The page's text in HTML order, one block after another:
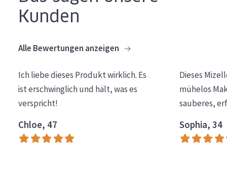
Essentials
Expert
HAUTTYP
Empfindliche Haut
Mischhaut und fettige Haut
Kunden
Alle Bewertungen anzeigen
Ich liebe dieses Produkt wirklich. Es
ist erschwinglich und hält, was es
verspricht!
Chloe, 47
Dieses
mühelos
sauberes,
Sophia, 34